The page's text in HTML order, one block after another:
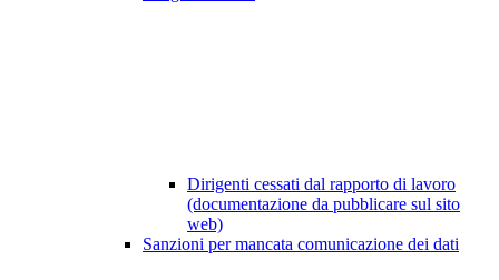
Dirigenti cessati dal rapporto di lavoro
(documentazione da pubblicare sul sito
web)
Sanzioni per mancata comunicazione dei dati